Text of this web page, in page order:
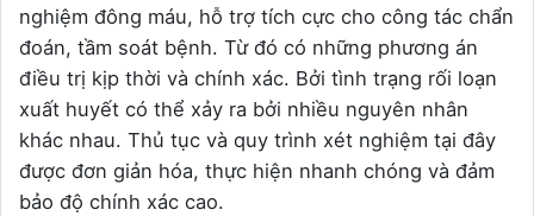
nghiệm đông máu, hỗ trợ tích cực cho công tác chẩn
đoán, tầm soát bệnh. Từ đó có những phương án
điều trị kịp thời và chính xác. Bởi tình trạng rối loạn
xuất huyết có thể xảy ra bởi nhiều nguyên nhân
khác nhau. Thủ tục và quy trình xét nghiệm tại đây
được đơn giản hóa, thực hiện nhanh chóng và đảm
bảo độ chính xác cao.